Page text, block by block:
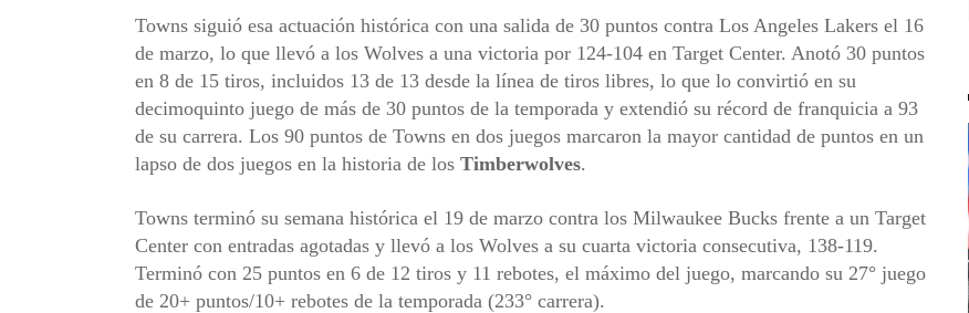
Towns siguió esa actuación histórica con una salida de 30 puntos contra Los Angeles Lakers el 16
de marzo, lo que llevó a los Wolves a una victoria por 124-104 en Target Center. Anotó 30 puntos
en 8 de 15 tiros, incluidos 13 de 13 desde la línea de tiros libres, lo que lo convirtió en su
decimoquinto juego de más de 30 puntos de la temporada y extendió su récord de franquicia a 93
de su carrera. Los 90 puntos de Towns en dos juegos marcaron la mayor cantidad de puntos en un
lapso de dos juegos en la historia de los Timberwolves.
Towns terminó su semana histórica el 19 de marzo contra los Milwaukee Bucks frente a un Target
Center con entradas agotadas y llevó a los Wolves a su cuarta victoria consecutiva, 138-119.
Terminó con 25 puntos en 6 de 12 tiros y 11 rebotes, el máximo del juego, marcando su 27° juego
de 20+ puntos/10+ rebotes de la temporada (233° carrera).